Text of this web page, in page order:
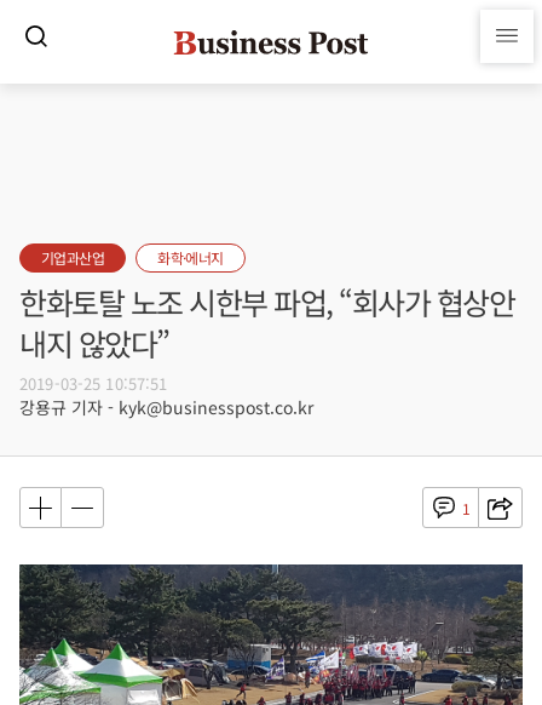
기업과산업 화학·에너지
한화토탈 노조 시한부 파업, “회사가 협상안
내지 않았다”
2019-03-25 10:57:51
강용규 기자 - kyk@businesspost.co.kr
1